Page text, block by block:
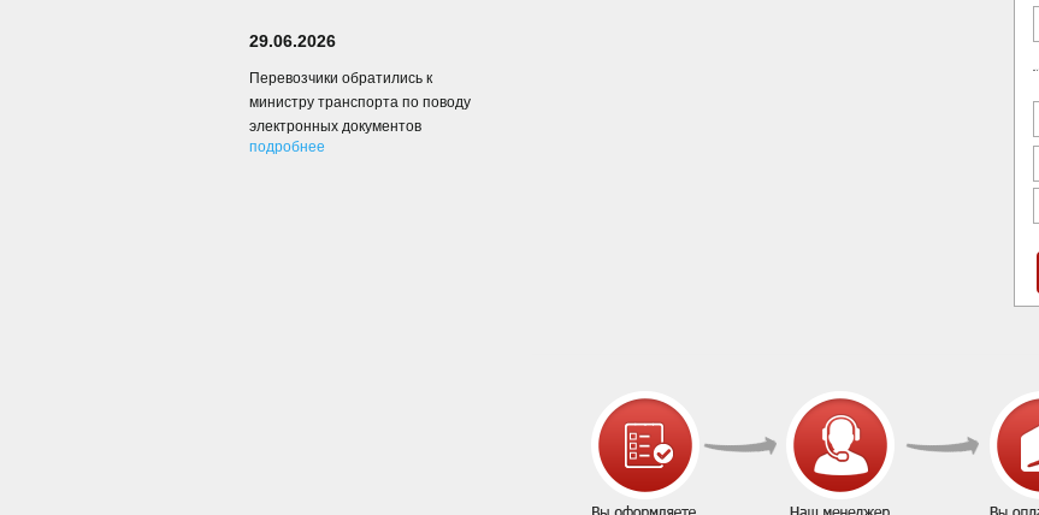
29.06.2026
Перевозчики обратились к
министру транспорта по поводу
электронных документов
подробнее